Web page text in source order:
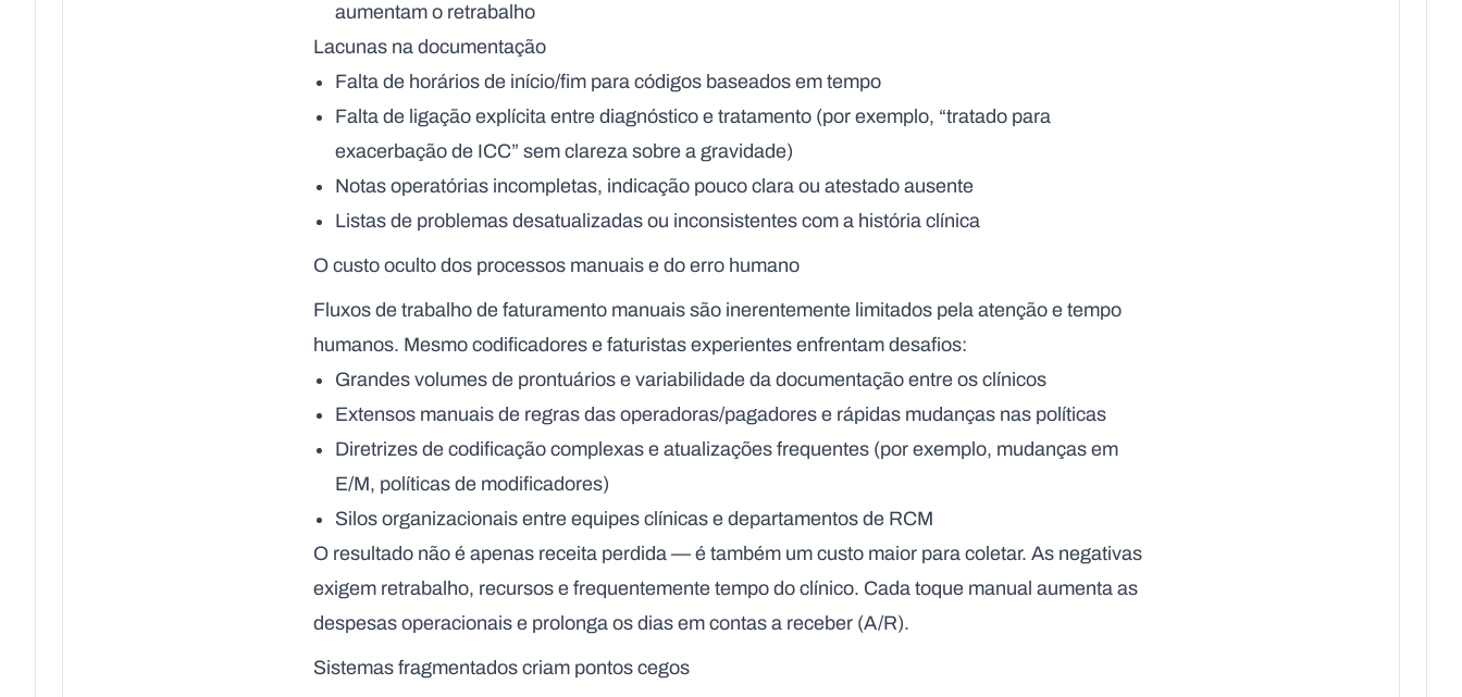
aumentam o retrabalho
Lacunas na documentação
Falta de horários de início/fim para códigos baseados em tempo
Falta de ligação explícita entre diagnóstico e tratamento (por exemplo, “tratado para
exacerbação de ICC” sem clareza sobre a gravidade)
Notas operatórias incompletas, indicação pouco clara ou atestado ausente
Listas de problemas desatualizadas ou inconsistentes com a história clínica
O custo oculto dos processos manuais e do erro humano
Fluxos de trabalho de faturamento manuais são inerentemente limitados pela atenção e tempo
humanos. Mesmo codificadores e faturistas experientes enfrentam desafios:
Grandes volumes de prontuários e variabilidade da documentação entre os clínicos
Extensos manuais de regras das operadoras/pagadores e rápidas mudanças nas políticas
Diretrizes de codificação complexas e atualizações frequentes (por exemplo, mudanças em
E/M, políticas de modificadores)
Silos organizacionais entre equipes clínicas e departamentos de RCM
O resultado não é apenas receita perdida — é também um custo maior para coletar. As negativas
exigem retrabalho, recursos e frequentemente tempo do clínico. Cada toque manual aumenta as
despesas operacionais e prolonga os dias em contas a receber (A/R).
Sistemas fragmentados criam pontos cegos